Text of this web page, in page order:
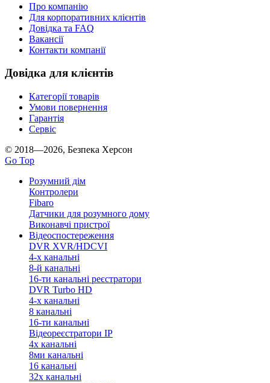
Про компанію
Для корпоративних клієнтів
Довідка та FAQ
Вакансії
Контакти компанії
Довідка для клієнтів
Категорії товарів
Умови повернення
Гарантія
Сервіс
© 2018—2026, Безпека Херсон
Go Top
Розумний дім
Контролери
Fibaro
Датчики для розумного дому
Виконавчі пристрої
Відеоспостереження
DVR XVR/HDCVI
4-x канальні
8-й канальні
16-ти канальні реєстратори
DVR Turbo HD
4-х канальні
8 канальні
16-ти канальні
Відеореєстратори IP
4х канальні
8ми канальні
16 канальні
32x канальні